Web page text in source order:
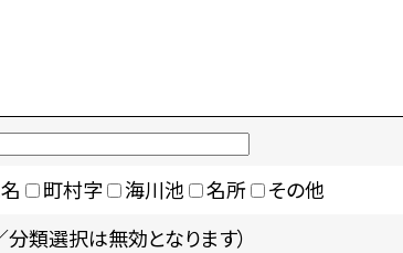
町村字 海川池 名所
その他
分類選択は無効となります）